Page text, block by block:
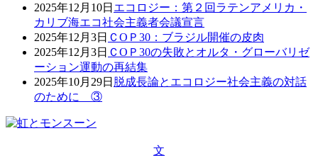
2025年12月10日 エコロジー：第２回ラテンアメリカ・
カリブ海エコ社会主義者会議宣言
2025年12月3日 ＣОＰ30：ブラジル開催の皮肉
2025年12月3日 ＣОＰ30の失敗とオルタ・グローバリゼ
ーション運動の再結集
2025年10月29日 脱成長論とエコロジー社会主義の対話
のために ③
文